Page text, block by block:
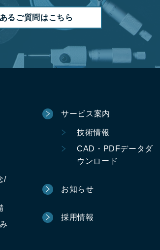
るご質問はこちら
/
サービス案内
技術情報
CAD・PDFデータダ
ウンロード
お知らせ
採用情報